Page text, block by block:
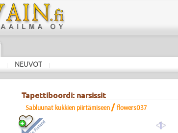
| NEUVOT |
Tapettiboordi: narsissit
Sabluunat kukkien piirtämiseen /flowers037
a